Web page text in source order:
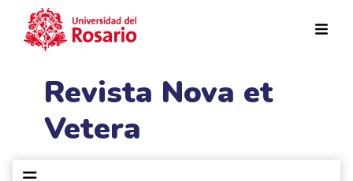
Revista Nova et
Vetera